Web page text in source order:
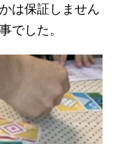
は保証しません
でした。